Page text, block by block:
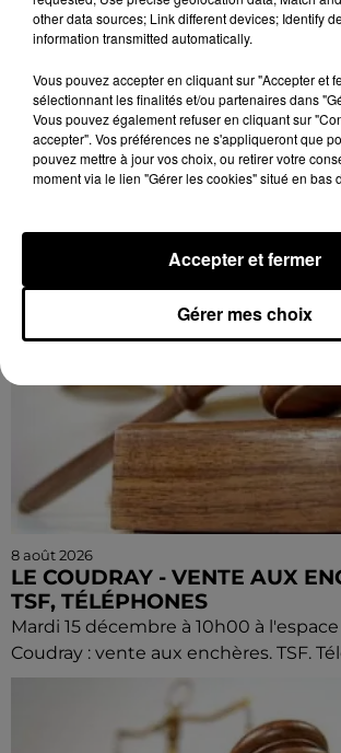
8 août 2026
LUISANT - SPECTACLE :
CHORÉGRAPHIÉ
Vendredi 28 mai 2027 à 20h30 à la
de Luisant : Combat chorégraphié.
conférence. Par la Compagnie
8 août 2026
LE COUDRAY - VENTE AUX
TSF, TÉLÉPHONES
Mardi 15 décembre à 10h00 à
Coudray : vente aux enchères. TSF.
other data sources; Link different devices; Identify
information transmitted automatically.
Vous pouvez accepter en cliquant sur "Accepter et
sélectionnant les finalités et/ou partenaires dans
Vous pouvez également refuser en cliquant sur
accepter". Vos préférences ne s'appliqueront que
pouvez mettre à jour vos choix, ou retirer votre
moment via le lien "Gérer les cookies" situé en bas
Gérer mes choix
Accepter et fermer